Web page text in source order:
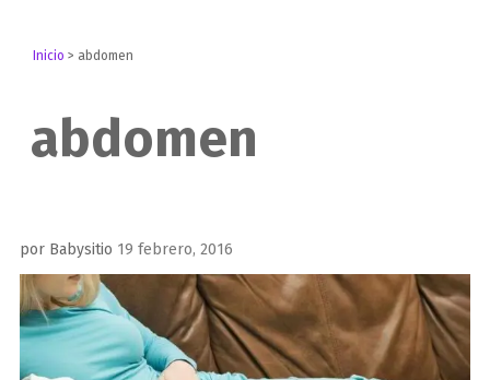
Inicio > abdomen
abdomen
por Babysitio Publicado
el
19 febrero, 2016